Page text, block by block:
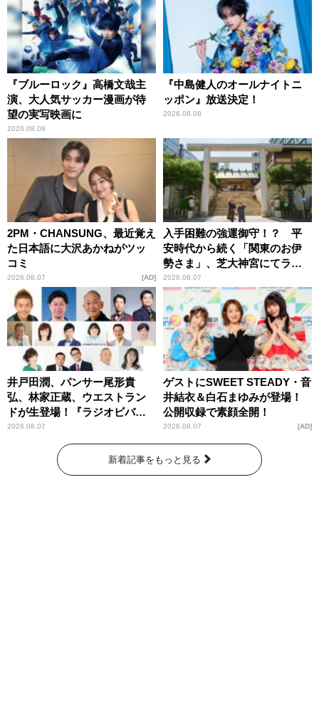
『ブルーロック』高橋文哉主
演、大人気サッカー漫画が待
望の実写映画に
2026.08.08
『中島健人のオールナイトニ
ッポン』放送決定！
2026.08.08
2PM・CHANSUNG、最近覚え
た日本語に大沢あかねがツッ
コミ
2026.08.07 AD
入手困難の強運御守！？ 平
安時代から続く「関東のお伊
勢さま」、芝大神宮にてラン
パンプスが合格祈願！
2026.08.07
井戸田潤、パンサー尾形貴
弘、林家正蔵、ウエストラン
ドが生登場！『ラジオビバリ
ー昼ズ』
2026.08.07
ゲストにSWEET STEADY・音
井結衣＆白石まゆみが登場！
公開収録で素顔全開！
2026.08.07 AD
新着記事をもっと見る